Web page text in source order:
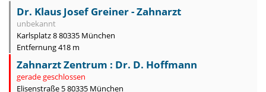
Dr. Klaus Josef Greiner - Zahnarzt
unbekannt
Karlsplatz 8 80335 München
Entfernung 418 m
Zahnarzt Zentrum : Dr. D. Hoffmann
gerade geschlossen
Elisenstraße 5 80335 München